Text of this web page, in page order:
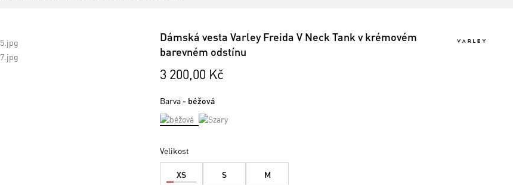
Dámská vesta Varley Freida V Neck Tank v krémovém
barevném odstínu
3 200,00 Kč
Barva - béžová
Velikost
XS S M